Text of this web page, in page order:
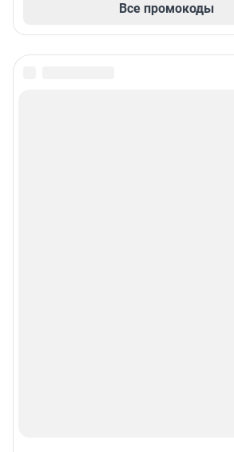
Все промокоды